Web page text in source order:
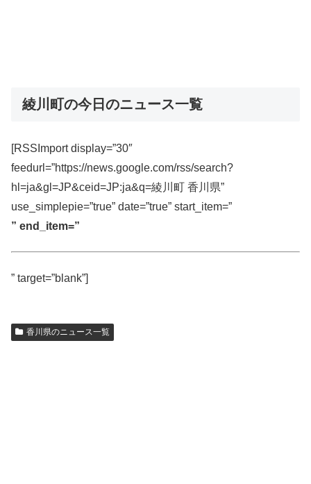
綾川町の今日のニュース一覧
[RSSImport display=”30″
feedurl=”https://news.google.com/rss/search?
hl=ja&gl=JP&ceid=JP:ja&q=綾川町 香川県”
use_simplepie=”true” date=”true” start_item=”
” end_item=”
” target=”blank”]
香川県のニュース一覧